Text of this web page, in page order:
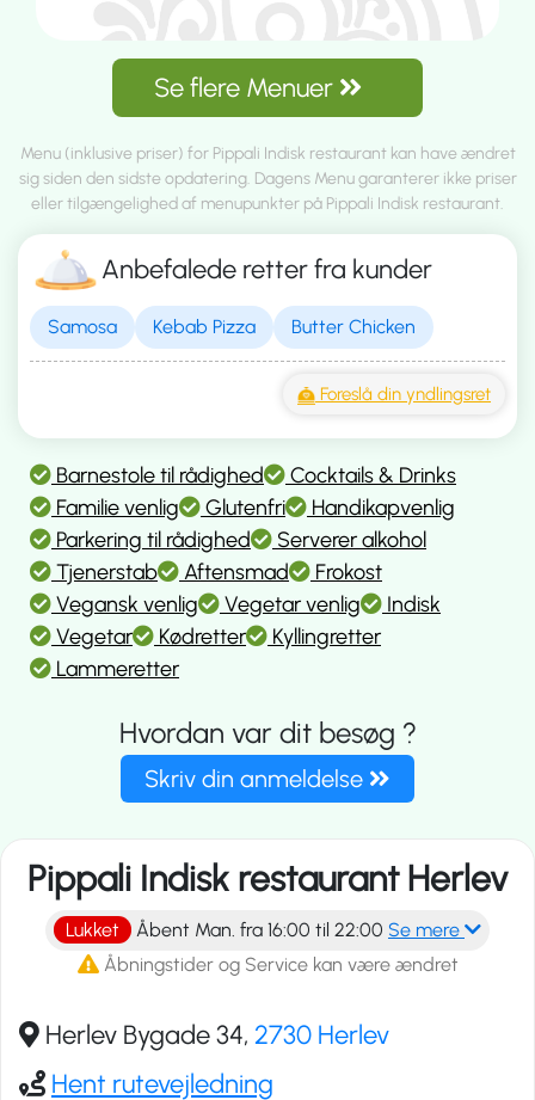
Se flere Menuer
Menu (inklusive priser) for Pippali Indisk restaurant kan have ændret
sig siden den sidste opdatering. Dagens Menu garanterer ikke priser
eller tilgængelighed af menupunkter på Pippali Indisk restaurant.
Anbefalede retter fra kunder
Samosa Kebab Pizza Butter Chicken
Foreslå din yndlingsret
Barnestole til rådighed
Cocktails & Drinks
Familie venlig
Glutenfri
Handikapvenlig
Parkering til rådighed
Serverer alkohol
Tjenerstab
Aftensmad
Frokost
Vegansk venlig
Vegetar venlig
Indisk
Vegetar
Kødretter
Kyllingretter
Lammeretter
Hvordan var dit besøg ?
Skriv din anmeldelse
Pippali Indisk restaurant Herlev
Lukket Åbent Man. fra 16:00 til 22:00 Se mere
Åbningstider og Service kan være ændret
Herlev Bygade 34, 2730 Herlev
Hent rutevejledning